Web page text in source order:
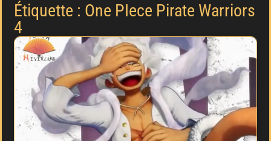
Étiquette : One PIece Pirate Warriors
4